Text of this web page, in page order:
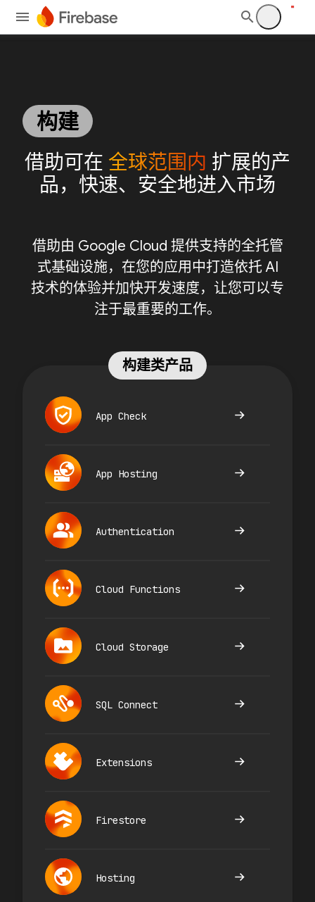
构建
借助可在 全球范围内 扩展的产
品，快速、安全地进入市场
借助由 Google Cloud 提供支持的全托管
式基础设施，在您的应用中打造依托 AI
技术的体验并加快开发速度，让您可以专
注于最重要的工作。
构建类产品
App Check
App Hosting
Authentication
Cloud Functions
Cloud Storage
SQL Connect
Extensions
Firestore
Hosting